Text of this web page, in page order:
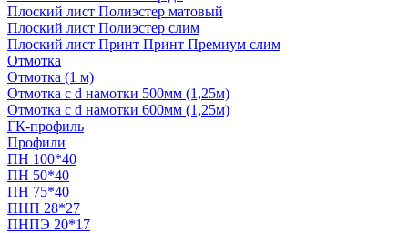
Плоский лист Полиэстер матовый
Плоский лист Полиэстер слим
Плоский лист Принт Принт Премиум слим
Отмотка
Отмотка (1 м)
Отмотка с d намотки 500мм (1,25м)
Отмотка с d намотки 600мм (1,25м)
ГК-профиль
Профили
ПН 100*40
ПН 50*40
ПН 75*40
ПНП 28*27
ПНПЭ 20*17